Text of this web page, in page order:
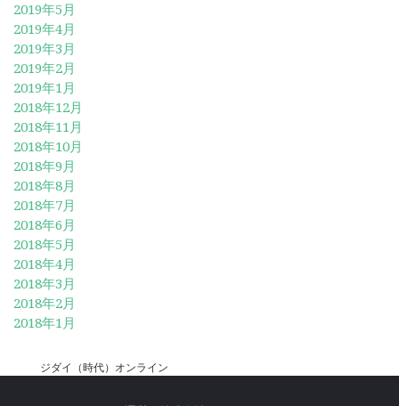
2019年5月
2019年4月
2019年3月
2019年2月
2019年1月
2018年12月
2018年11月
2018年10月
2018年9月
2018年8月
2018年7月
2018年6月
2018年5月
2018年4月
2018年3月
2018年2月
2018年1月
ジダイ（時代）オンライン